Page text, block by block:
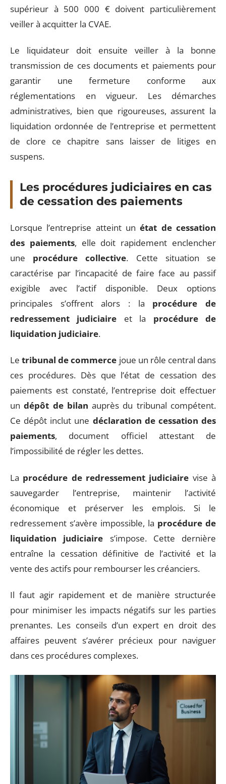
supérieur à 500 000 € doivent particulièrement
veiller à acquitter la CVAE.
Le liquidateur doit ensuite veiller à la bonne
transmission de ces documents et paiements pour
garantir une fermeture conforme aux
réglementations en vigueur. Les démarches
administratives, bien que rigoureuses, assurent la
liquidation ordonnée de l’entreprise et permettent
de clore ce chapitre sans laisser de litiges en
suspens.
Les procédures judiciaires en cas
de cessation des paiements
Lorsque l’entreprise atteint unétat de cessation
des paiements, elle doit rapidement enclencher
une procédure collective. Cette situation se
caractérise par l’incapacité de faire face au passif
exigible avec l’actif disponible. Deux options
principales s’offrent alors : la procédure de
redressement judiciaire et la procédure de
liquidation judiciaire.
Letribunal de commerce joue un rôle central dans
ces procédures. Dès que l’état de cessation des
paiements est constaté, l’entreprise doit effectuer
undépôt de bilan auprès du tribunal compétent.
Ce dépôt inclut une déclaration de cessation des
paiements, document officiel attestant de
l’impossibilité de régler les dettes.
La procédure de redressement judiciaire vise à
sauvegarder l’entreprise, maintenir l’activité
économique et préserver les emplois. Si le
redressement s’avère impossible, la procédure de
liquidation judiciaire s’impose. Cette dernière
entraîne la cessation définitive de l’activité et la
vente des actifs pour rembourser les créanciers.
Il faut agir rapidement et de manière structurée
pour minimiser les impacts négatifs sur les parties
prenantes. Les conseils d’un expert en droit des
affaires peuvent s’avérer précieux pour naviguer
dans ces procédures complexes.